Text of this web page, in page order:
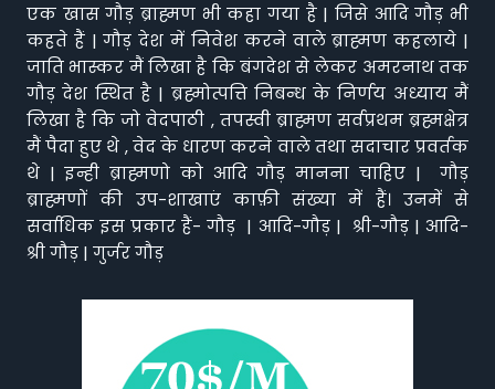
एक खास गौड़ ब्राह्मण भी कहा गया है | जिसे आदि गौड़ भी
कहते हैं | गौड़ देश में निवेश करने वाले ब्राह्मण कहलाये |
जाति भास्कर मैं लिखा है कि बंगदेश से लेकर अमरनाथ तक
गौड़ देश स्थित है | ब्रह्मोत्पत्ति निबन्ध के निर्णय अध्याय मैं
लिखा है कि जो वेदपाठी , तपस्वी ब्राह्मण सर्वप्रथम ब्रह्मक्षेत्र
मैं पैदा हुए थे , वेद के धारण करने वाले तथा सदाचार प्रवर्तक
थे | इन्ही ब्राह्मणो को आदि गौड़ मानना चाहिए | गौड़
ब्राह्मणों की उप-शाखाएं काफ़ी संख्या में हैं। उनमें से
सर्वाधिक इस प्रकार हैं- गौड़ | आदि-गौड़ | श्री-गौड़ | आदि-
श्री गौड़ | गुर्जर गौड़